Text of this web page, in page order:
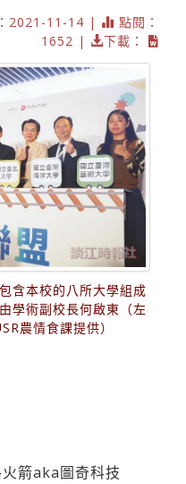
2021-11-14 |
點閱：
1652 |
下載：
含本校的八所大學組成
學術副校長何啟東（左
農情食課提供）
箭aka圖奇科技